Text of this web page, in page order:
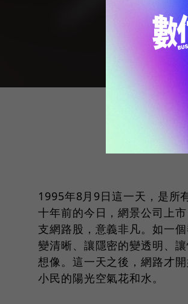
1995年8月9日這一天，是所
十年前的今日，網景公司上
支網路股，意義非凡。如一
變清晰、讓隱密的變透明、
想像。這一天之後，網路才
小民的陽光空氣花和水。